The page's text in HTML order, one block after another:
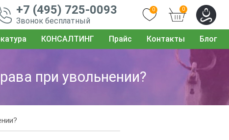
+7 (495) 725-0093
Звонок бесплатный
0 0
КОНСАЛТИНГ Прайс Контакты Блог
при увольнении?